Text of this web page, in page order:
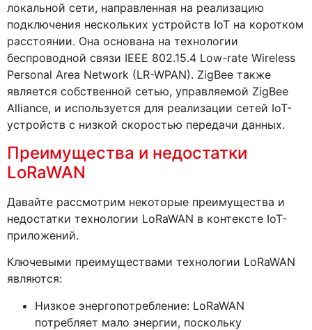
локальной сети, направленная на реализацию
подключения нескольких устройств IoT на коротком
расстоянии. Она основана на технологии
беспроводной связи IEEE 802.15.4 Low-rate Wireless
Personal Area Network (LR-WPAN). ZigBee также
является собственной сетью, управляемой ZigBee
Alliance, и используется для реализации сетей IoT-
устройств с низкой скоростью передачи данных.
Преимущества и недостатки
LoRaWAN
Давайте рассмотрим некоторые преимущества и
недостатки технологии LoRaWAN в контексте IoT-
приложений.
Ключевыми преимуществами технологии LoRaWAN
являются:
Низкое энергопотребление: LoRaWAN
потребляет мало энергии, поскольку